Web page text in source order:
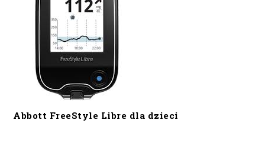
Abbott FreeStyle Libre dla dzieci